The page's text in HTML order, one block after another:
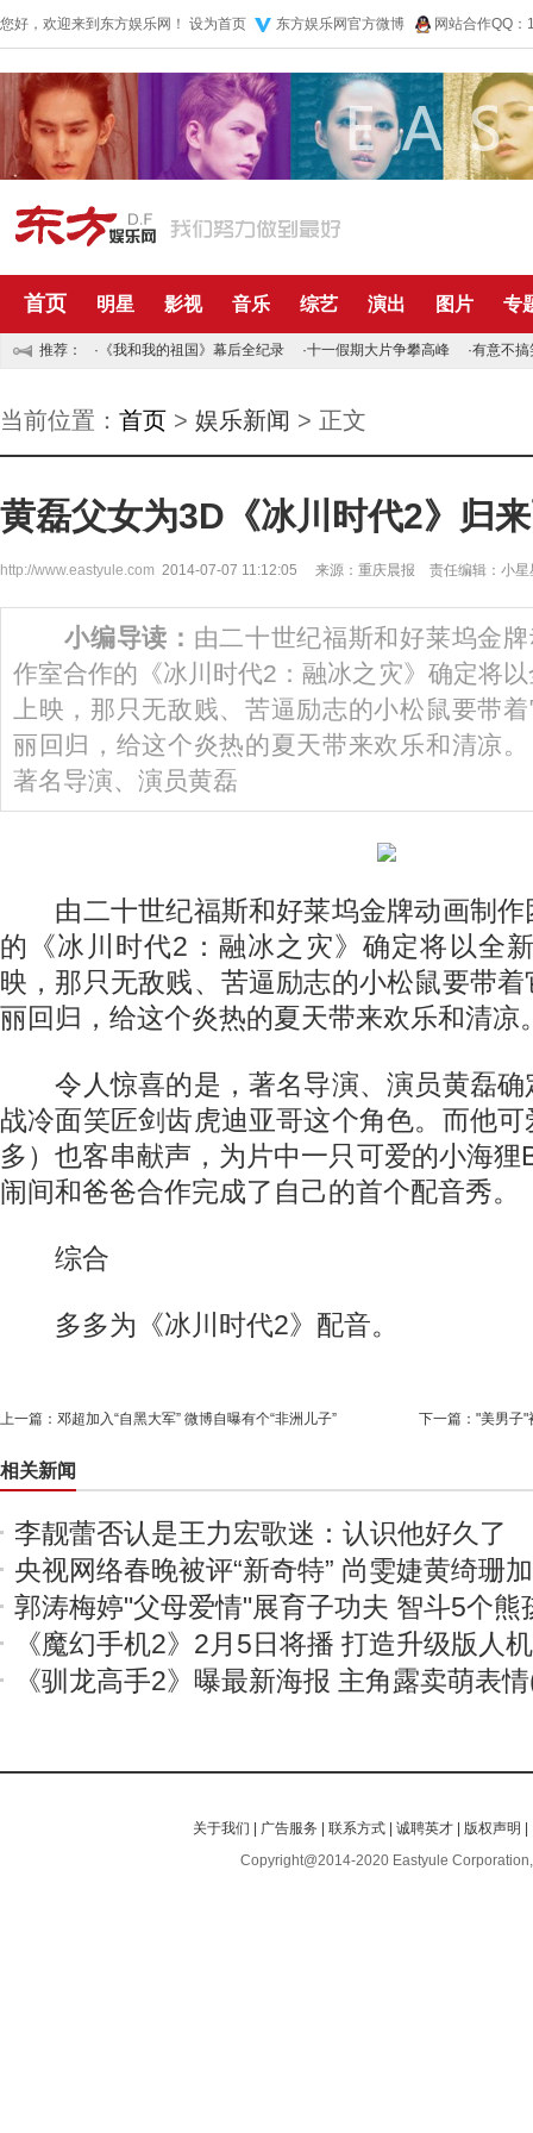
您好，欢迎来到东方娱乐网！ 设为首页 东方娱乐网官方微博 网站合作QQ
首页 明星 影视 音乐 综艺 演出 图片 专
推荐： · 《我和我的祖国》幕后全纪录 ·十一假期大片争攀高峰 ·有意不搞
当前位置： 首页 > 娱乐新闻 > 正文
黄磊父女为3D《冰川时代2》归
http://www.eastyule.com 2014-07-07 11:12:05 来源：重庆晨报 责任编辑：小星
小编导读： 由二十世纪福斯和好莱坞金
作室合作的《冰川时代2：融冰之灾》确定将
上映，那只无敌贱、苦逼励志的小松鼠要带
丽回归，给这个炎热的夏天带来欢乐和清
著名导演、演员黄磊
由二十世纪福斯和好莱坞金牌动画制作
的《冰川时代2：融冰之灾》确定将以全
映，那只无敌贱、苦逼励志的小松鼠要带
丽回归，给这个炎热的夏天带来欢乐和清凉
令人惊喜的是，著名导演、演员黄磊确
战冷面笑匠剑齿虎迪亚哥这个角色。而他
多）也客串献声，为片中一只可爱的小海
闹间和爸爸合作完成了自己的首个配音秀。
综合
多多为《冰川时代2》配音。
上一篇： 邓超加入“自黑大军” 微博自曝有个“非洲儿子” 下一篇： "美男子"
相关新闻
李靓蕾否认是王力宏歌迷：认识他好久了
央视网络春晚被评“新奇特” 尚雯婕黄绮珊
郭涛梅婷"父母爱情"展育子功夫 智斗5个熊
《魔幻手机2》2月5日将播 打造升级版人
《驯龙高手2》曝最新海报 主角露卖萌表
关于我们 广告服务 |联系方式 |诚聘英才 版权声明
Copyright@2014-2020 Eastyule